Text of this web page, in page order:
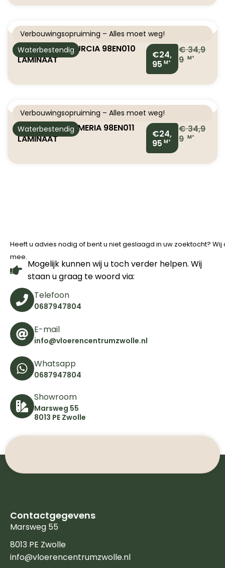
Verbouwingsopruiming – Alles moet weg!
Waterbestendig
BAHIA AQUA MURCIA 98EN010
LAMINAAT
€24,
95 M²
€34,9
9 M²
Verbouwingsopruiming – Alles moet weg!
Waterbestendig
BAHIA AQUA ALMERIA 98EN011
LAMINAAT
€24,
95 M²
€34,9
9 M²
Heeft u advies nodig of bent u niet geslaagd in uw zoektocht?
mee.
Mogelijk kunnen wij u toch verder helpen. Wij
staan u graag te woord via:
Telefoon
0687947804
E-mail
info@vloerencentrumzwolle.nl
Whatsapp
0687947804
Showroom
Marsweg 55
8013 PE Zwolle
Contactgegevens
Marsweg 55
8013 PE Zwolle
info@vloerencentrumzwolle.nl